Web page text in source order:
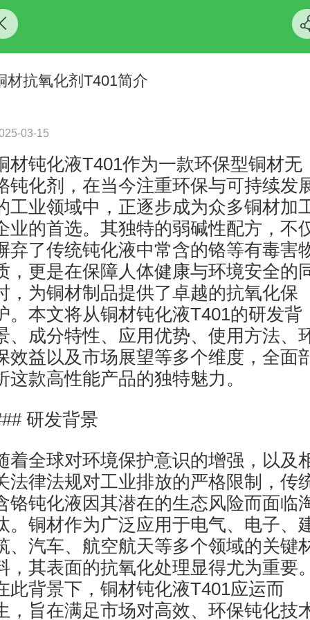
材抗氧化剂T401简介
03-15
材钝化液T401作为一款环保型铜材无
钝化剂，在当今注重环保与可持续发
工业领域中，正逐步成为众多铜材加
业的首选。其独特的弱碱性配方，不
弃了传统钝化液中常含的铬等有毒害
，更是在保障人体健康与环境安全的
，为铜材制品提供了卓越的抗氧化保
。本文将从铜材钝化液T401的研发背
、成分特性、应用优势、使用方法、
效益以及市场展望等多个维度，全面
这款高性能产品的独特魅力。
研发背景
着全球对环境保护意识的增强，以及
法律法规对工业排放的严格限制，传
铬钝化液因其潜在的生态风险而面临
。铜材作为广泛应用于电气、电子、
、汽车、航空航天等多个领域的关键
，其表面的抗氧化处理显得尤为重要。
此背景下，铜材钝化液T401应运而
，旨在满足市场对高效、环保钝化技